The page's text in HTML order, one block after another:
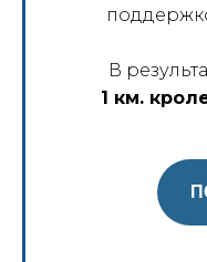
В
1 км.